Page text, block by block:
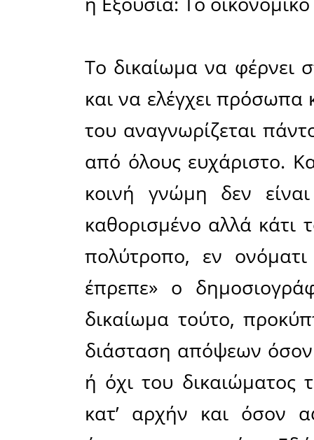
και να
σαν
κρίνει
κρίνει.